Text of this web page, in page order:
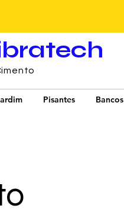
Pisantes Bancos